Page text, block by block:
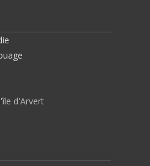
d'Arvert